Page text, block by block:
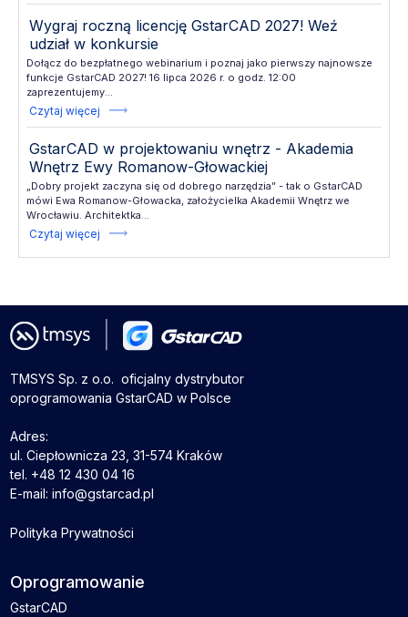
Wygraj roczną licencję GstarCAD 2027! Weź
udział w konkursie
Dołącz do bezpłatnego webinarium i poznaj jako pierwszy najnowsze
funkcje GstarCAD 2027! 16 lipca 2026 r. o godz. 12:00
zaprezentujemy...
Czytaj więcej
GstarCAD w projektowaniu wnętrz - Akademia
Wnętrz Ewy Romanow-Głowackiej
„Dobry projekt zaczyna się od dobrego narzędzia” - tak o GstarCAD
mówi Ewa Romanow-Głowacka, założycielka Akademii Wnętrz we
Wrocławiu. Architektka...
Czytaj więcej
TMSYS Sp. z o.o. ­ oficjalny dystrybutor
oprogramowania GstarCAD w Polsce
Adres:
ul. Ciepłownicza 23, 31-574 Kraków
tel. +48 12 430 04 16
E-mail: info@gstarcad.pl
Polityka Prywatności
Oprogramowanie
GstarCAD